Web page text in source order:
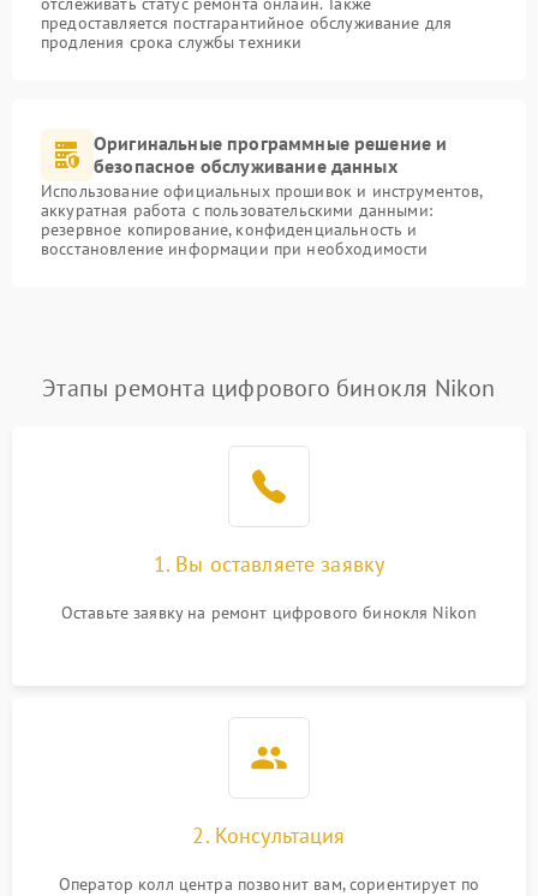
предоставляется постгарантийное обслуживание для
продления срока службы техники
Оригинальные программные решение и
безопасное обслуживание данных
Использование официальных прошивок и инструментов,
аккуратная работа с пользовательскими данными:
резервное копирование, конфиденциальность и
восстановление информации при необходимости
Этапы ремонта цифрового бинокля Nikon
1. Вы оставляете заявку
Оставьте заявку на ремонт цифрового бинокля Nikon
2. Консультация
Оператор колл центра позвонит вам, сориентирует по